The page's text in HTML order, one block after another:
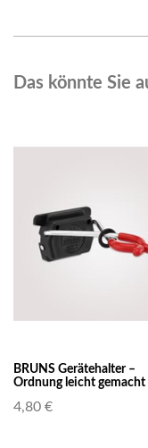
Das könnte Sie
BRUNS Gerätehalter –
Ordnung leicht gemacht
4,80 €